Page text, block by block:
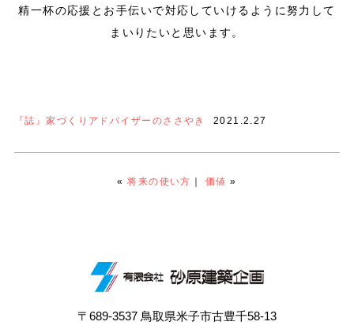
精一杯の応援とお手伝いで対応していけるように努力して
まいりたいと思います。
『誌』家づくりアドバイザーのささやき 2021.2.27
«将来の使い方 ｜ 価値 »
〒689-3537 鳥取県米子市古豊千58-13